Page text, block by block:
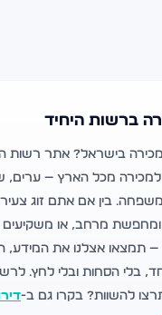
ברשות היחיד
בישראל? אתר רשות
מכל הארץ — ערים,
בין אם אתם זוג
מרחב, או
תמצאו אצלנו את המידע,
בלי הסחות ובלי לחץ.
להשוות? בקרו גם ב-